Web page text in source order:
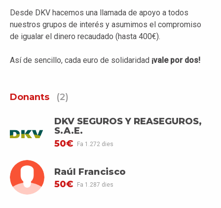
Desde DKV hacemos una llamada de apoyo a todos
nuestros grupos de interés y asumimos el compromiso
de igualar el dinero recaudado (hasta 400€).
Así de sencillo, cada euro de solidaridad ¡vale por dos!
Donants (2)
DKV SEGUROS Y REASEGUROS,
S.A.E.
50€
Fa 1.272 dies
Raúl Francisco
50€
Fa 1.287 dies